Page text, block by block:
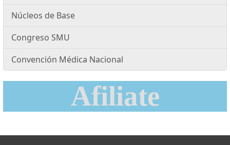
Núcleos de Base
Congreso SMU
Convención Médica Nacional
Afiliate